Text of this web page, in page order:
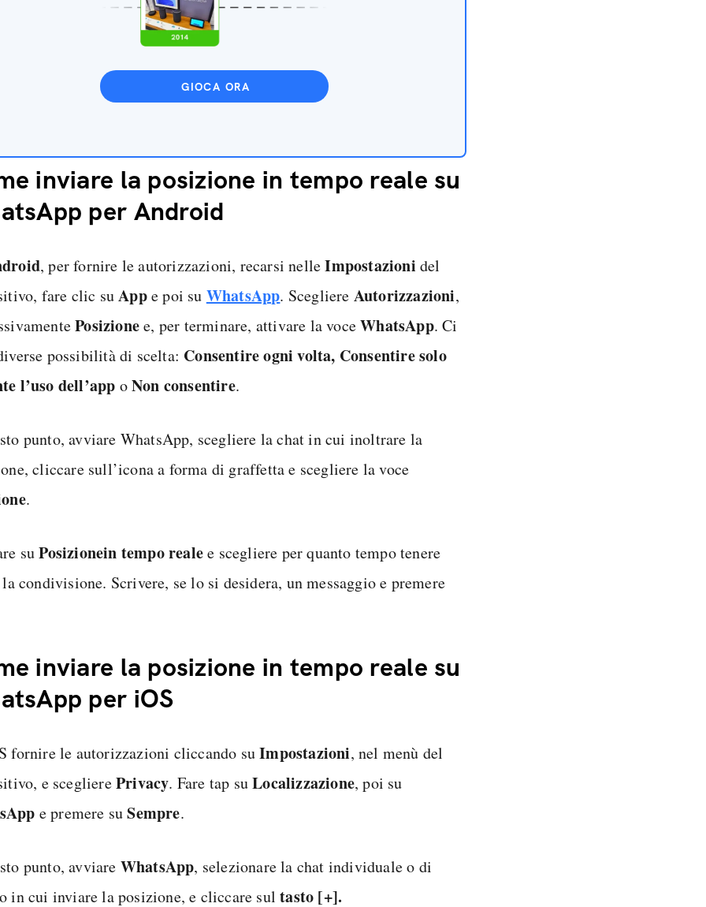
GIOCA ORA
inviare la posizione in tempo reale su
per Android
, per fornire le autorizzazioni, recarsi nelleImpostazioni del
fare clic suAppe poi su WhatsApp. Scegliere Autorizzazioni,
Posizionee, per terminare, attivare la voceWhatsApp. Ci
possibilità di scelta: Consentire ogni volta, Consentire solo
l’uso dell’app oNon consentire.
punto, avviare WhatsApp, scegliere la chat in cui inoltrare la
cliccare sull’icona a forma di graffetta e scegliere la voce
.
suPosizionein tempo realee scegliere per quanto tempo tenere
condivisione. Scrivere, se lo si desidera, un messaggio e premere
inviare la posizione in tempo reale su
per iOS
fornire le autorizzazioni cliccando suImpostazioni, nel menù del
e sceglierePrivacy. Fare tap suLocalizzazione, poi su
e premere suSempre.
punto, avviare WhatsApp, selezionare la chat individuale o di
in cui inviare la posizione, e cliccare sultasto [+].